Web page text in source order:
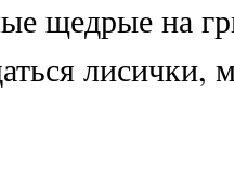
щедрые на